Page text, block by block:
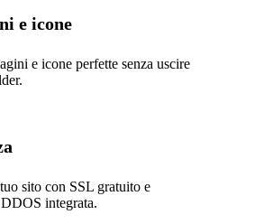
e icone
e icone perfette senza uscire
sito con SSL gratuito e
integrata.